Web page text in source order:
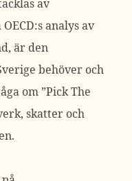
av
OECD:s analys av
, är den
behöver och
om ”Pick The
skatter och